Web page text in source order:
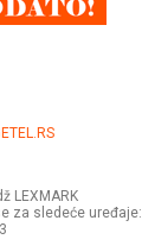
LEXMARK
za sledeće uređaje: